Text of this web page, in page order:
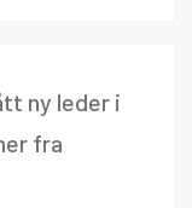
ny leder i
fra